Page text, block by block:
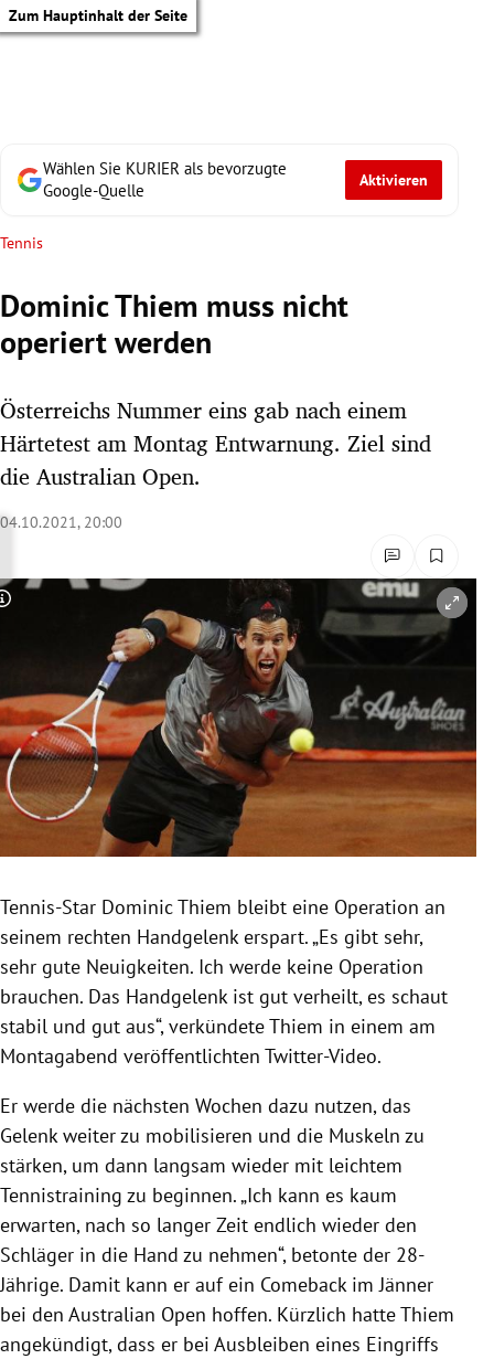
Zum Hauptinhalt der Seite
Untermenü
Untermenü
Untermenü
Untermenü
Untermenü
Untermenü
Untermenü
Wählen Sie KURIER als bevorzugte
Google-Quelle
Aktivieren
Tennis
Dominic Thiem muss nicht
operiert werden
Österreichs Nummer eins gab nach einem
Härtetest am Montag Entwarnung. Ziel sind
die Australian Open.
04.10.2021, 20:00
Copyright-Hinweis öffnen/schließen
Tennis-Star Dominic Thiem bleibt eine Operation an
seinem rechten Handgelenk erspart. „Es gibt sehr,
sehr gute Neuigkeiten. Ich werde keine Operation
brauchen. Das Handgelenk ist gut verheilt, es schaut
stabil und gut aus“, verkündete Thiem in einem am
Montagabend veröffentlichten Twitter-Video.
Er werde die nächsten Wochen dazu nutzen, das
Gelenk weiter zu mobilisieren und die Muskeln zu
stärken, um dann langsam wieder mit leichtem
Tennistraining zu beginnen. „Ich kann es kaum
erwarten, nach so langer Zeit endlich wieder den
Schläger in die Hand zu nehmen“, betonte der 28-
Jährige. Damit kann er auf ein Comeback im Jänner
bei den Australian Open hoffen. Kürzlich hatte Thiem
angekündigt, dass er bei Ausbleiben eines Eingriffs